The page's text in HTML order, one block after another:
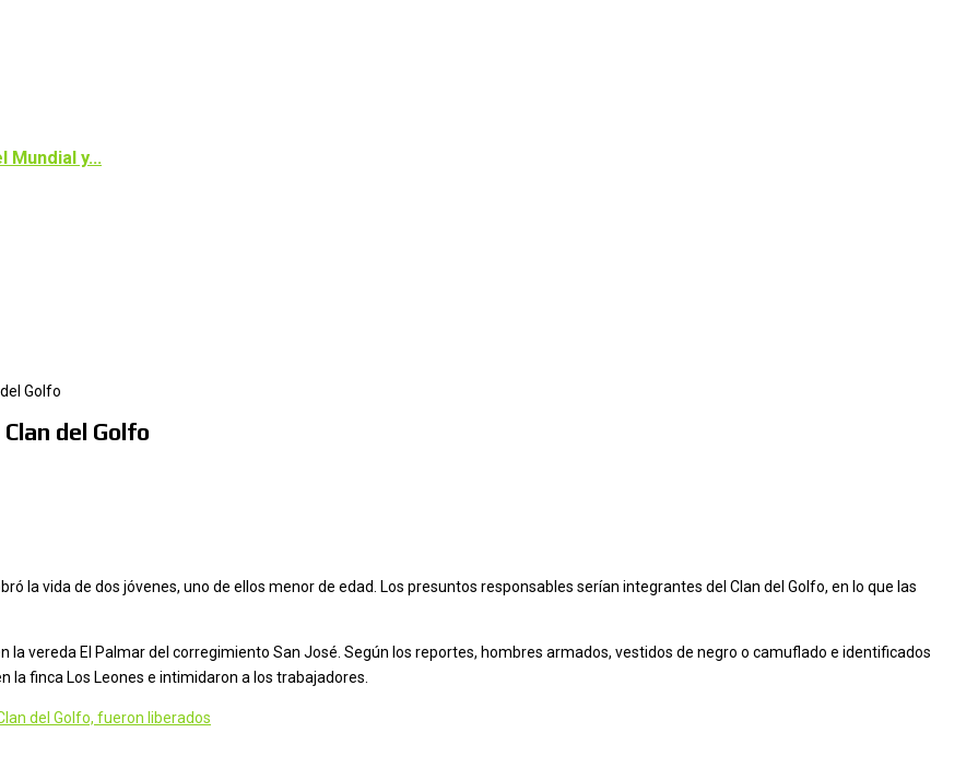
Mundial y…
Golfo
del Golfo
la vida de dos jóvenes, uno de ellos menor de edad. Los presuntos responsables serían integrantes del Clan del Golfo, en lo que las
la vereda El Palmar del corregimiento San José. Según los reportes, hombres armados, vestidos de negro o camuflado e identificados
finca Los Leones e intimidaron a los trabajadores.
del Golfo, fueron liberados